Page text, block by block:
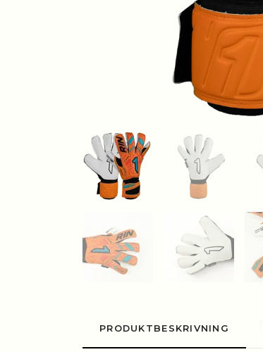
PRODUKTBESKRIVNING